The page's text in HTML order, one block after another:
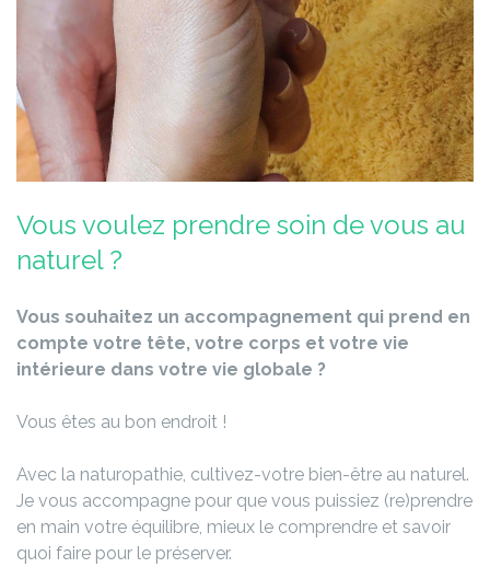
Vous voulez prendre soin de vous au
naturel ?
Vous souhaitez un accompagnement qui prend en
compte votre tête, votre corps et votre vie
intérieure dans votre vie globale ?
Vous êtes au bon endroit !
Avec la naturopathie, cultivez-votre bien-être au naturel.
Je vous accompagne pour que vous puissiez (re)prendre
en main votre équilibre, mieux le comprendre et savoir
quoi faire pour le préserver.